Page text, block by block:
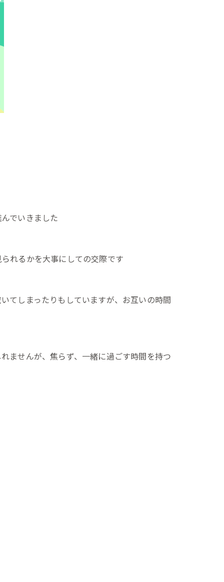
でいきました
れるかを大事にしての交際です
てしまったりもしていますが、お互いの時間
ませんが、焦らず、一緒に過ごす時間を持つ